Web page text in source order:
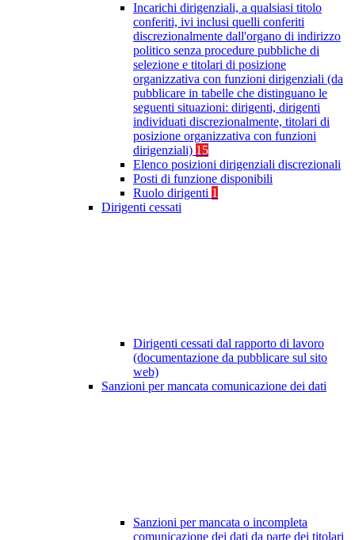
Incarichi dirigenziali, a qualsiasi titolo
conferiti, ivi inclusi quelli conferiti
discrezionalmente dall'organo di indirizzo
politico senza procedure pubbliche di
selezione e titolari di posizione
organizzativa con funzioni dirigenziali (da
pubblicare in tabelle che distinguano le
seguenti situazioni: dirigenti, dirigenti
individuati discrezionalmente, titolari di
posizione organizzativa con funzioni
dirigenziali) 15
Elenco posizioni dirigenziali discrezionali
Posti di funzione disponibili
Ruolo dirigenti 1
Dirigenti cessati
Dirigenti cessati dal rapporto di lavoro
(documentazione da pubblicare sul sito
web)
Sanzioni per mancata comunicazione dei dati
Sanzioni per mancata o incompleta
comunicazione dei dati da parte dei titolari